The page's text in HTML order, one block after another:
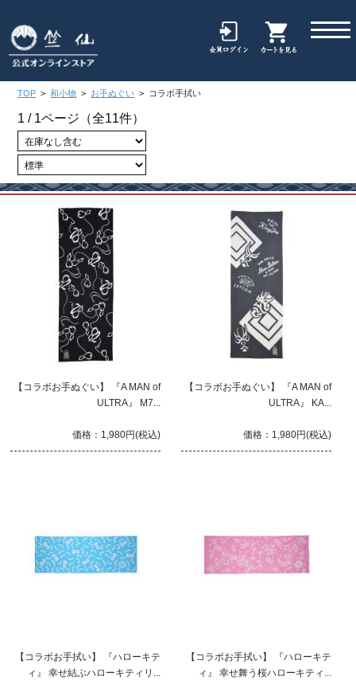
TOP > 和小物 > お手ぬぐい > コラボ手拭い
1 / 1ページ （全11件）
【コラボお手ぬぐい】 『A MAN of
ULTRA』 M7...
価格：1,980円(税込)
【コラボお手ぬぐい】 『A MAN of
ULTRA』 KA...
価格：1,980円(税込)
【コラボお手拭い】 『ハローキテ
ィ』 幸せ結ぶハローキティリ...
【コラボお手拭い】 『ハローキテ
ィ』 幸せ舞う桜ハローキティ...